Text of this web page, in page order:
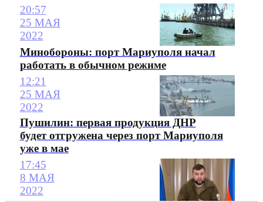
20:57
25 МАЯ
2022
Минобороны: порт Мариуполя начал
работать в обычном режиме
12:21
25 МАЯ
2022
Пушилин: первая продукция ДНР
будет отгружена через порт Мариуполя
уже в мае
17:45
8 МАЯ
2022